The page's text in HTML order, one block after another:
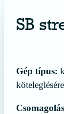
SB
Gép típus: